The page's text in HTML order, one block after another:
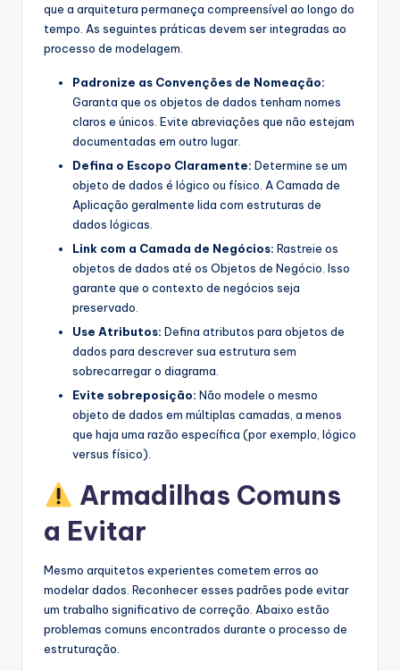
que a arquitetura permaneça compreensível ao longo do
tempo. As seguintes práticas devem ser integradas ao
processo de modelagem.
Padronize as Convenções de Nomeação:
Garanta que os objetos de dados tenham nomes
claros e únicos. Evite abreviações que não estejam
documentadas em outro lugar.
Defina o Escopo Claramente: Determine se um
objeto de dados é lógico ou físico. A Camada de
Aplicação geralmente lida com estruturas de
dados lógicas.
Link com a Camada de Negócios: Rastreie os
objetos de dados até os Objetos de Negócio. Isso
garante que o contexto de negócios seja
preservado.
Use Atributos: Defina atributos para objetos de
dados para descrever sua estrutura sem
sobrecarregar o diagrama.
Evite sobreposição: Não modele o mesmo
objeto de dados em múltiplas camadas, a menos
que haja uma razão específica (por exemplo, lógico
versus físico).
Armadilhas Comuns
a Evitar
Mesmo arquitetos experientes cometem erros ao
modelar dados. Reconhecer esses padrões pode evitar
um trabalho significativo de correção. Abaixo estão
problemas comuns encontrados durante o processo de
estruturação.